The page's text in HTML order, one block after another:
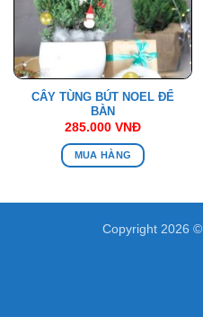
CÂY TÙNG BÚT NOEL ĐỂ
BÀN
285.000 VNĐ
MUA HÀNG
Copyright 2026 ©